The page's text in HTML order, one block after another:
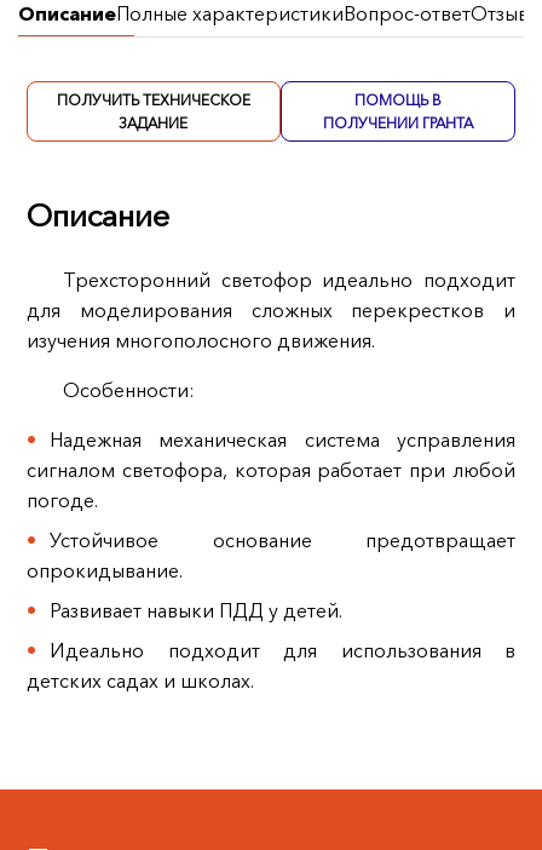
ОписаниеПолные характеристикиВопрос-ответОтзывы
ПОЛУЧИТЬ ТЕХНИЧЕСКОЕ
ЗАДАНИЕ
ПОМОЩЬ В
ПОЛУЧЕНИИ ГРАНТА
Описание
Трехсторонний светофор идеально подходит
для моделирования сложных перекрестков и
изучения многополосного движения.
Особенности:
Надежная механическая система усправления
сигналом светофора, которая работает при любой
погоде.
Устойчивое основание предотвращает
опрокидывание.
Развивает навыки ПДД у детей.
Идеально подходит для использования в
детских садах и школах.